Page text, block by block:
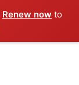
Renew now to